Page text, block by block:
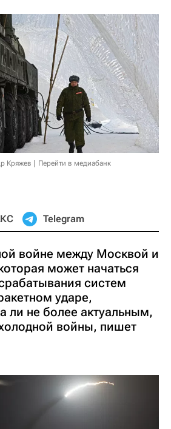
Кряжев Перейти в медиабанк
Telegram
войне между Москвой и
может начаться
систем
ударе,
ли не более актуальным,
войны, пишет